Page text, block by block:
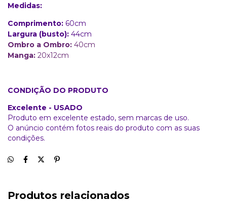
Medidas:
Comprimento: 60cm
Largura (busto): 44cm
Ombro a Ombro: 40cm
Manga: 20x12cm
CONDIÇÃO DO PRODUTO
Excelente - USADO
Produto em excelente estado, sem marcas de uso.
O anúncio contém fotos reais do produto com as suas
condições.
Produtos relacionados